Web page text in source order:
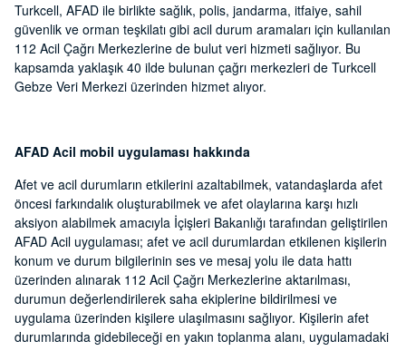
Turkcell, AFAD ile birlikte sağlık, polis, jandarma, itfaiye, sahil
güvenlik ve orman teşkilatı gibi acil durum aramaları için kullanılan
112 Acil Çağrı Merkezlerine de bulut veri hizmeti sağlıyor. Bu
kapsamda yaklaşık 40 ilde bulunan çağrı merkezleri de Turkcell
Gebze Veri Merkezi üzerinden hizmet alıyor.
AFAD Acil mobil uygulaması hakkında
Afet ve acil durumların etkilerini azaltabilmek, vatandaşlarda afet
öncesi farkındalık oluşturabilmek ve afet olaylarına karşı hızlı
aksiyon alabilmek amacıyla İçişleri Bakanlığı tarafından geliştirilen
AFAD Acil uygulaması; afet ve acil durumlardan etkilenen kişilerin
konum ve durum bilgilerinin ses ve mesaj yolu ile data hattı
üzerinden alınarak 112 Acil Çağrı Merkezlerine aktarılması,
durumun değerlendirilerek saha ekiplerine bildirilmesi ve
uygulama üzerinden kişilere ulaşılmasını sağlıyor. Kişilerin afet
durumlarında gidebileceği en yakın toplanma alanı, uygulamadaki